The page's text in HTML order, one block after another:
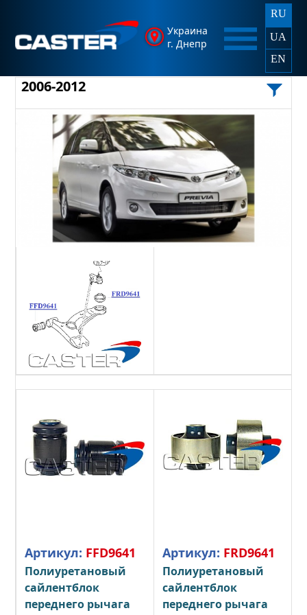
Украина
г. Днепр
RU
UA
EN
2006-2012
Артикул: FFD9641
Полиуретановый
сайлентблок
переднего рычага
Артикул: FRD9641
Полиуретановый
сайлентблок
переднего рычага